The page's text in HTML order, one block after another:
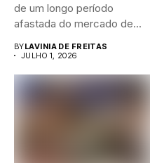
de um longo período
afastada do mercado de...
BYLAVINIA DE FREITAS
JULHO 1, 2026